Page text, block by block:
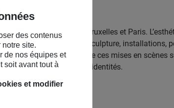
vit et travaille entre Bruxelles et Paris.
(photographie, vidéo, sculpture, installations,
des œuvres. De ces mises en scènes
zones dissimulées des identités.
des contenus
site.
de nos équipes et
soit avant tout à
et modifier